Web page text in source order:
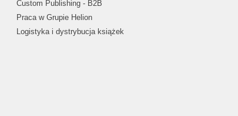
Custom Publishing - B2B
Praca w Grupie Helion
Logistyka i dystrybucja książek